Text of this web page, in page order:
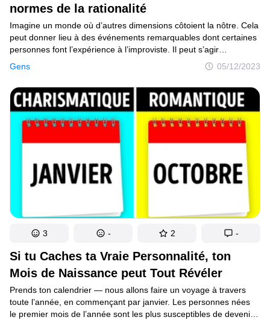
normes de la rationalité
Gens 05/12/2023
Imagine un monde où d’autres dimensions côtoient la nôtre. Cela
peut donner lieu à des événements remarquables dont certaines
personnes font l’expérience à l’improviste. Il peut s’agir
de rencontres avec des êtres chers disparus, d’événements
déroutants ou de la disparition soudaine d’objets. Certaines
personnes ont raconté ces histoires glaçantes sur les réseaux
sociaux, et nous te garantissons qu’elles te donneront
un sentiment d’inquiétude intense.
Si tu Caches ta Vraie Personnalité, ton
Mois de Naissance peut Tout Révéler
Prends ton calendrier — nous allons faire un voyage à travers
toute l’année, en commençant par janvier. Les personnes nées
le premier mois de l’année sont les plus susceptibles de devenir
3 - 2 -